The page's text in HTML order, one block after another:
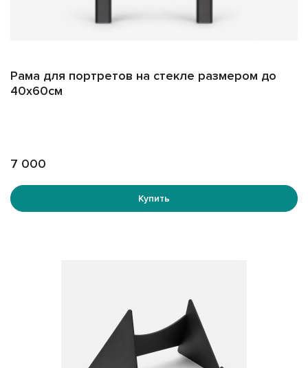
Рама для портретов на стекле размером до
40х60см
7 000
Купить